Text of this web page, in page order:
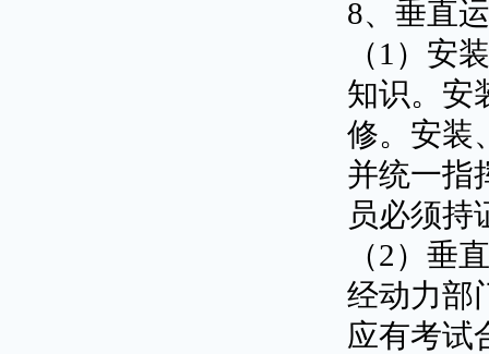
8、垂直
（1）安
知识。安
修。安装
并统一指
员必须持
（2）垂
经动力部
应有考试